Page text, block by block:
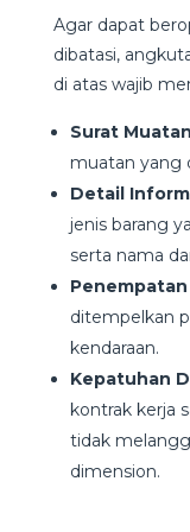
Agar dapat
dibatasi,
di atas wajib
Surat
muatan yang
Detail
jenis barang
serta nama
ditempelkan
kendaraan.
Kepatuhan
kontrak kerja
tidak
dimension.